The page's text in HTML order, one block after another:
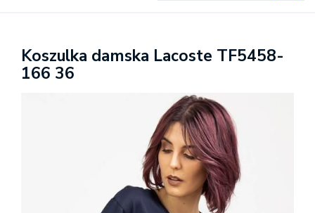
Koszulka damska Lacoste TF5458-
166 36